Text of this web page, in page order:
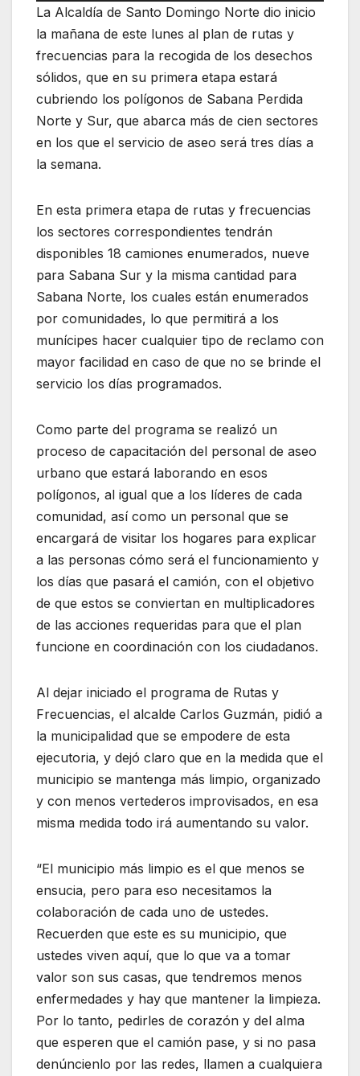
La Alcaldía de Santo Domingo Norte dio inicio
la mañana de este lunes al plan de rutas y
frecuencias para la recogida de los desechos
sólidos, que en su primera etapa estará
cubriendo los polígonos de Sabana Perdida
Norte y Sur, que abarca más de cien sectores
en los que el servicio de aseo será tres días a
la semana.
En esta primera etapa de rutas y frecuencias
los sectores correspondientes tendrán
disponibles 18 camiones enumerados, nueve
para Sabana Sur y la misma cantidad para
Sabana Norte, los cuales están enumerados
por comunidades, lo que permitirá a los
munícipes hacer cualquier tipo de reclamo con
mayor facilidad en caso de que no se brinde el
servicio los días programados.
Como parte del programa se realizó un
proceso de capacitación del personal de aseo
urbano que estará laborando en esos
polígonos, al igual que a los líderes de cada
comunidad, así como un personal que se
encargará de visitar los hogares para explicar
a las personas cómo será el funcionamiento y
los días que pasará el camión, con el objetivo
de que estos se conviertan en multiplicadores
de las acciones requeridas para que el plan
funcione en coordinación con los ciudadanos.
Al dejar iniciado el programa de Rutas y
Frecuencias, el alcalde Carlos Guzmán, pidió a
la municipalidad que se empodere de esta
ejecutoria, y dejó claro que en la medida que el
municipio se mantenga más limpio, organizado
y con menos vertederos improvisados, en esa
misma medida todo irá aumentando su valor.
“El municipio más limpio es el que menos se
ensucia, pero para eso necesitamos la
colaboración de cada uno de ustedes.
Recuerden que este es su municipio, que
ustedes viven aquí, que lo que va a tomar
valor son sus casas, que tendremos menos
enfermedades y hay que mantener la limpieza.
Por lo tanto, pedirles de corazón y del alma
que esperen que el camión pase, y si no pasa
denúncienlo por las redes, llamen a cualquiera